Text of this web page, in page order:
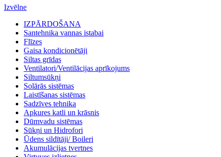
Izvēlne
IZPĀRDOŠANA
Santehnika vannas istabai
Flīzes
Gaisa kondicionētāji
Siltas grīdas
Ventilatori/Ventilācijas aprīkojums
Siltumsūkņi
Solārās sistēmas
Laistīšanas sistēmas
Sadzīves tehnika
Apkures katli un krāsnis
Dūmvadu sistēmas
Sūkņi un Hidrofori
Ūdens sildītāji/ Boileri
Akumulācijas tvertnes